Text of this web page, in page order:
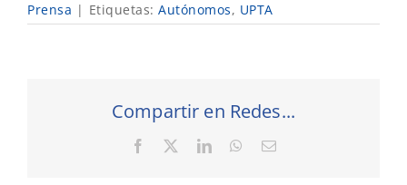
Prensa | Etiquetas: Autónomos, UPTA
Compartir en Redes...
Facebook LinkedInWhatsApp
Correo